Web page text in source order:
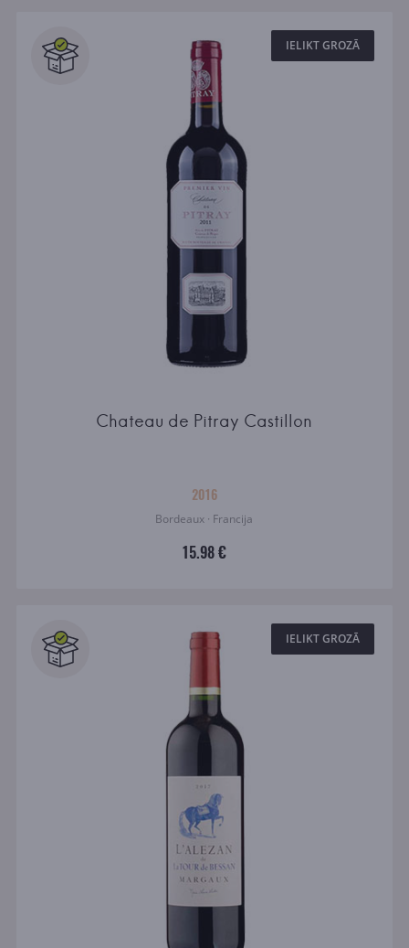
IELIKT GROZĀ
Chateau de Pitray Castillon
2016
Bordeaux · Francija
15.98 €
IELIKT GROZĀ